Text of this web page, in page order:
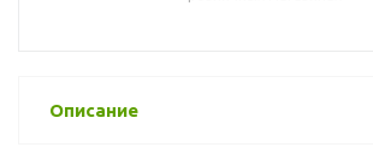
Описание